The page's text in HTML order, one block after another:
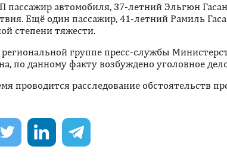
пассажир автомобиля, 37-летний Эльгюн
Ещё один пассажир, 41-летний Рамиль
степени тяжести.
группе пресс-службы
по данному факту возбуждено уголовное
проводится расследование обстоятельств